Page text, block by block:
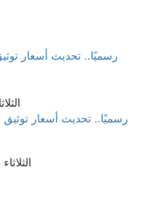
الثلاثاء 04 نوفمبر
رسميًا.. تحديث أسعار
الثلاثاء 04 نوفمبر 2025 12:56 مساءً